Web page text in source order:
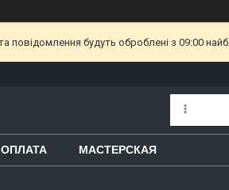
повідомлення будуть оброблені з 09:00
МАСТЕРСКАЯ